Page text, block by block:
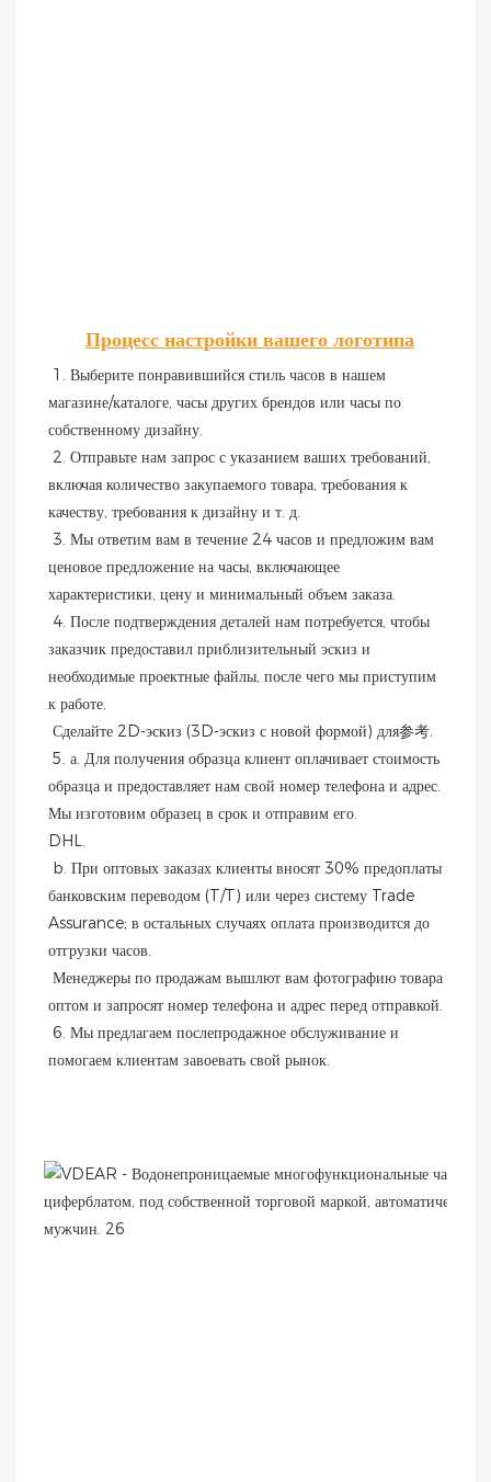
Процесс настройки вашего логотипа
1. Выберите понравившийся стиль часов в нашем
магазине/каталоге, часы других брендов или часы по
собственному дизайну.
включая количество закупаемого товара, требования к
качеству, требования к дизайну и т. д.
ценовое предложение на часы, включающее
характеристики, цену и минимальный объем заказа.
заказчик предоставил приблизительный эскиз и
необходимые проектные файлы, после чего мы приступим
к работе.
Сделайте 2D-эскиз (3D-эскиз с новой формой) для参考.
образца и предоставляет нам свой номер телефона и адрес.
Мы изготовим образец в срок и отправим его.
DHL.
банковским переводом (T/T) или через систему Trade
Assurance; в остальных случаях оплата производится до
отгрузки часов.
оптом и запросят номер телефона и адрес перед отправкой.
помогаем клиентам завоевать свой рынок.